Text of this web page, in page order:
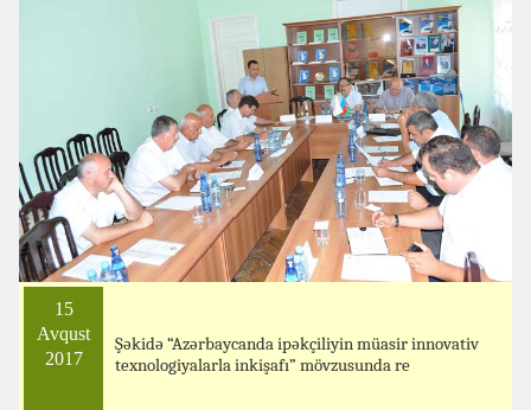
15
Avqust
2017
Şəkidə “Azərbaycanda ipəkçiliyin müasir innovativ
texnologiyalarla inkişafı” mövzusunda re